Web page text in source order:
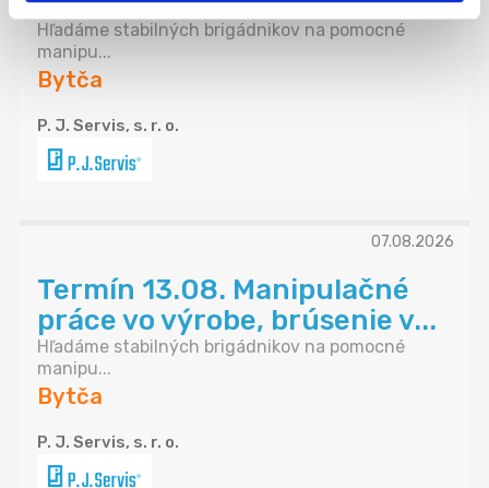
Hľadáme stabilných brigádnikov na pomocné
manipu...
Bytča
P. J. Servis, s. r. o.
07.08.2026
Termín 13.08. Manipulačné
práce vo výrobe, brúsenie v...
Hľadáme stabilných brigádnikov na pomocné
manipu...
Bytča
P. J. Servis, s. r. o.